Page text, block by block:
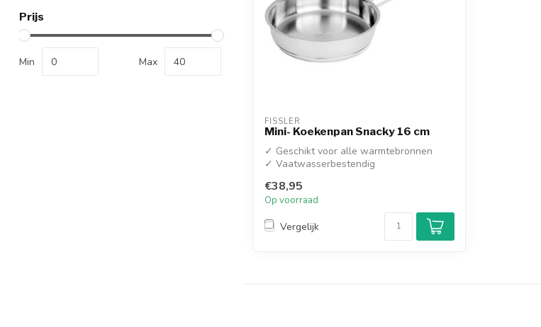
Prijs
Min Max
FISSLER
Mini- Koekenpan Snacky 16 cm
✓ Geschikt voor alle warmtebronnen
✓ Vaatwasserbestendig
€38,95
Op voorraad
Vergelijk